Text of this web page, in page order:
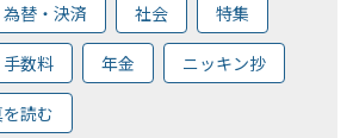
為替・決済 社会 特集
手数料 年金 ニッキン抄
読む